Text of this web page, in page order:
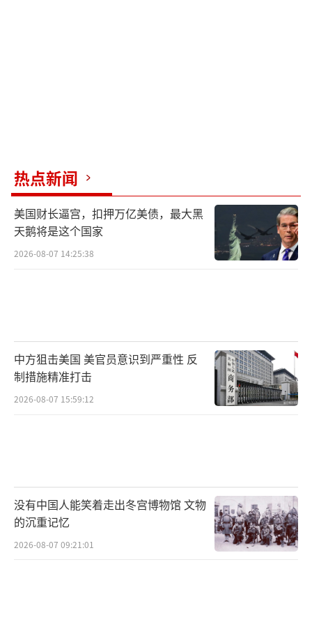
热点新闻
美国财长逼宫，扣押万亿美债，最大黑
天鹅将是这个国家
2026-08-07 14:25:38
中方狙击美国 美官员意识到严重性 反
制措施精准打击
2026-08-07 15:59:12
没有中国人能笑着走出冬宫博物馆 文物
的沉重记忆
2026-08-07 09:21:01